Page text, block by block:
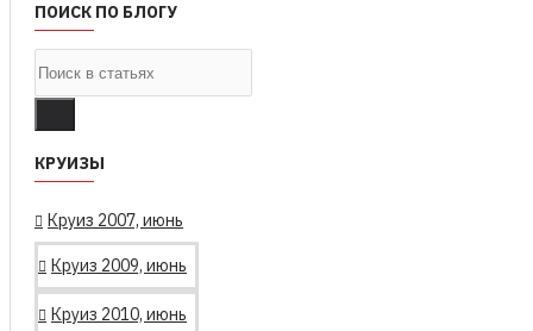
ПОИСК ПО БЛОГУ
КРУИЗЫ
Круиз 2007, июнь
Круиз 2009, июнь
Круиз 2010, июнь